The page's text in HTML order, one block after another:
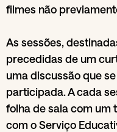
filmes não
As sessões,
precedidas de um
uma discussão que
participada. A cada
folha de sala com um
com o Serviço